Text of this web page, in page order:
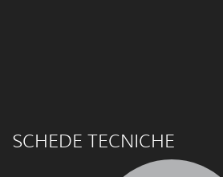
SCHEDE TECNICHE